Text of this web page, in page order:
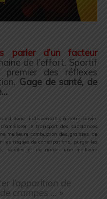
parler d’un facteur
de l’effort. Sportif
des réflexes
Gage de santé, de
est donc indispensable à notre survie.
le transport des substances
meilleure combustion des graisses, de
risques de constipations, purger les
souples et de garder une meilleure
l’apparition de
crampes … »